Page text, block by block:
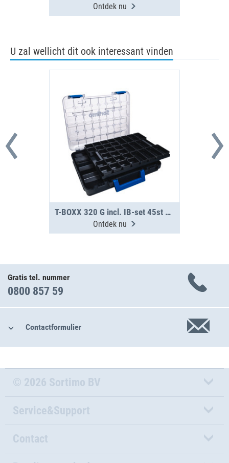
Ontdek nu
U zal wellicht dit ook interessant vinden
T-BOXX 320 G incl. IB-set 45st H31
Ontdek nu
Gratis tel. nummer
0800 857 59
Contactformulier
© 2026 Sortimo BV
Service&Support
Contact